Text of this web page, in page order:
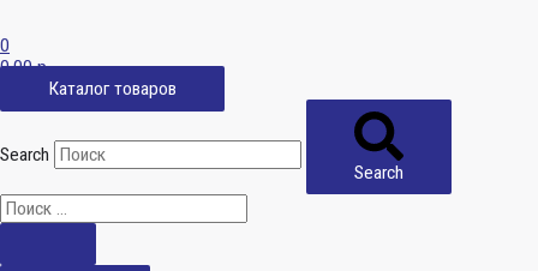
0
0,00р.
Каталог товаров
Search
Search